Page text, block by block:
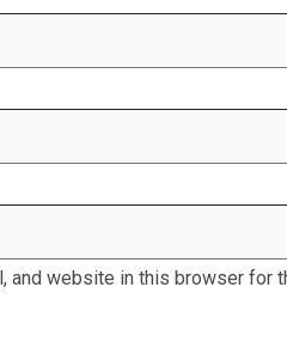
and website in this browser for